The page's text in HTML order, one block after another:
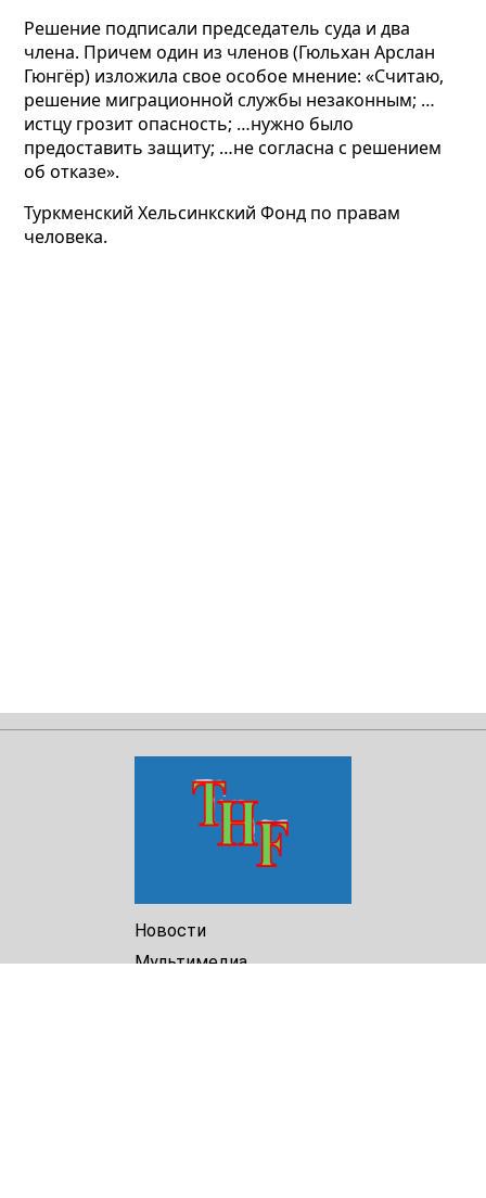
Решение подписали председатель суда и два
члена. Причем один из членов (Гюльхан Арслан
Гюнгёр) изложила свое особое мнение: «Считаю,
решение миграционной службы незаконным; …
истцу грозит опасность; …нужно было
предоставить защиту; …не согласна с решением
об отказе».
Туркменский Хельсинкский Фонд по правам
человека.
Новости
Мультимедиа